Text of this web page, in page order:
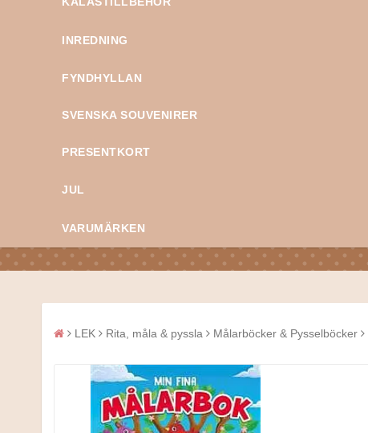
INREDNING
FYNDHYLLAN
SVENSKA SOUVENIRER
PRESENTKORT
JUL
VARUMÄRKEN
LEK Rita, måla & pyssla Målarböcker & Pysselböcker